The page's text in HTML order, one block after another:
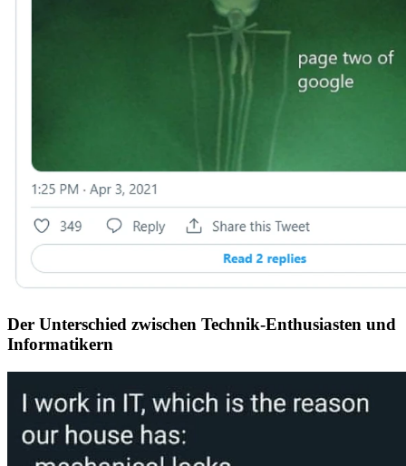
Der Unterschied zwischen Technik-Enthusiasten und
Informatikern